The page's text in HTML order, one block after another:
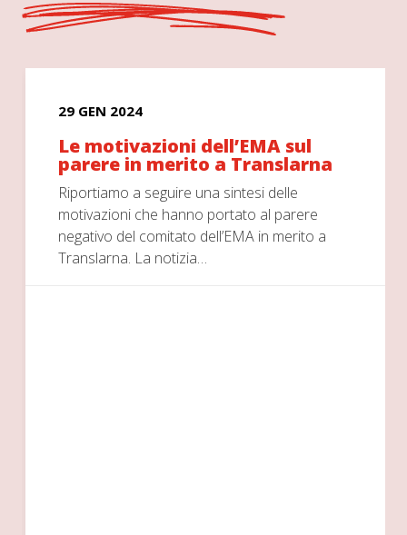
29 GEN 2024
Le motivazioni dell’EMA sul
parere in merito a Translarna
Riportiamo a seguire una sintesi delle
motivazioni che hanno portato al parere
negativo del comitato dell’EMA in merito a
Translarna. La notizia…